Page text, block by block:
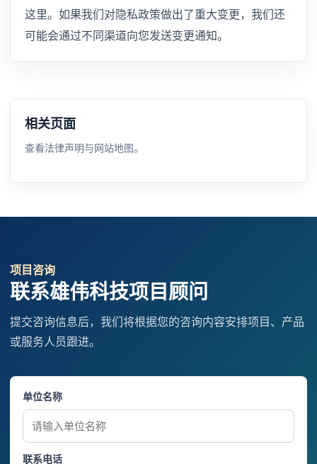
这里。如果我们对隐私政策做出了重大变更，我们还
可能会通过不同渠道向您发送变更通知。
相关页面
查看法律声明与网站地图。
项目咨询
联系雄伟科技项目顾问
提交咨询信息后，我们将根据您的咨询内容安排项目、产品
或服务人员跟进。
单位名称
联系电话